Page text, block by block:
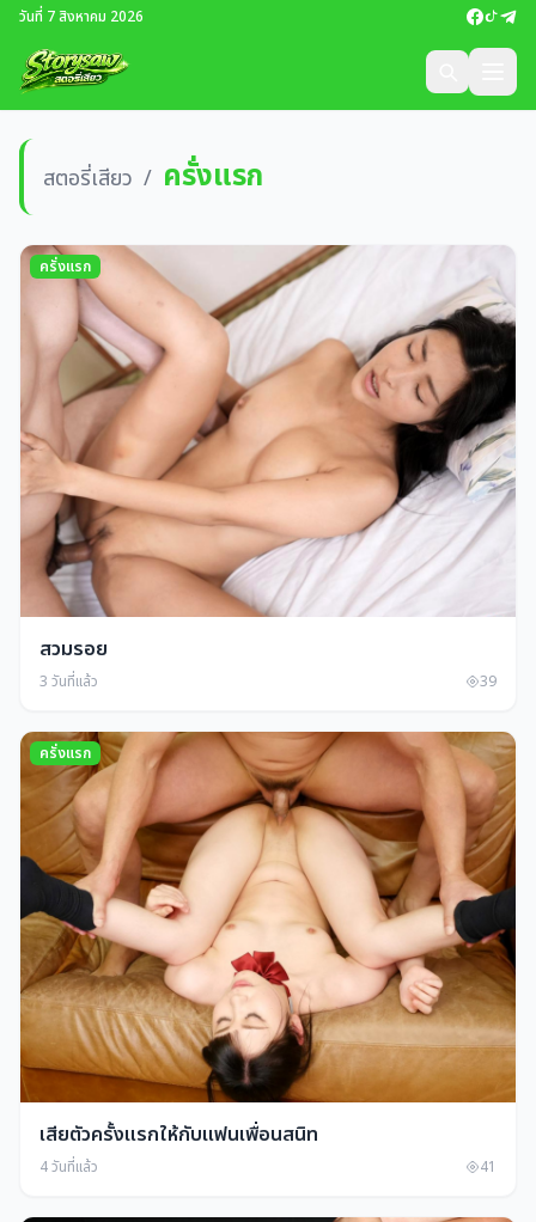
วันที่ 7 สิงหาคม 2026
สตอรี่เสียว / ครั่งแรก
ครั่งแรก
สวมรอย
3 วันที่แล้ว 39
ครั่งแรก
เสียตัวครั้งแรกให้กับแฟนเพื่อนสนิท
4 วันที่แล้ว 41